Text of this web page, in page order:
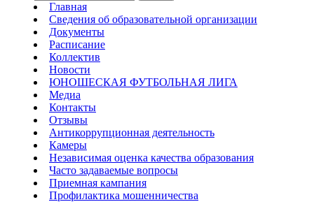
Главная
Сведения об образовательной организации
Документы
Расписание
Коллектив
Новости
ЮНОШЕСКАЯ ФУТБОЛЬНАЯ ЛИГА
Медиа
Контакты
Отзывы
Антикоррупционная деятельность
Камеры
Независимая оценка качества образования
Часто задаваемые вопросы
Приемная кампания
Профилактика мошенничества